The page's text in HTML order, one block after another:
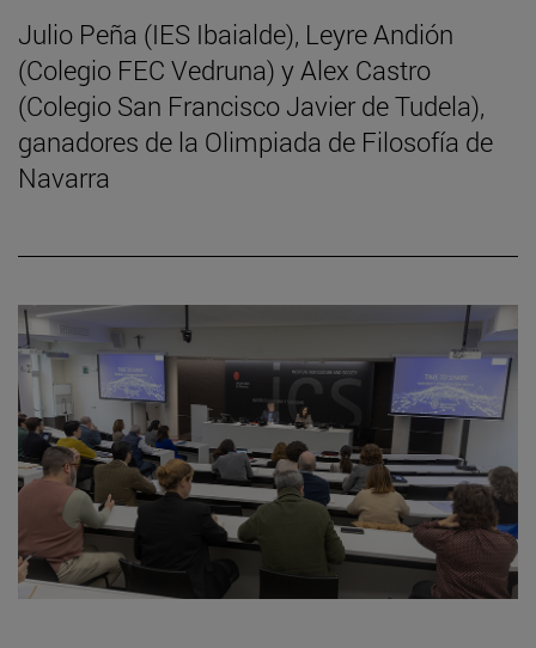
Julio Peña (IES Ibaialde), Leyre Andión
(Colegio FEC Vedruna) y Alex Castro
(Colegio San Francisco Javier de Tudela),
ganadores de la Olimpiada de Filosofía de
Navarra